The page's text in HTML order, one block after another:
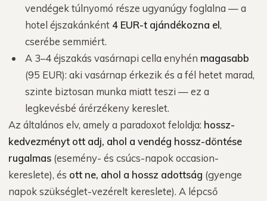
vendégek túlnyomó része ugyanúgy foglalna — a
hotel éjszakánként 4 EUR-t ajándékozna el,
cserébe semmiért.
A 3–4 éjszakás vasárnapi cella enyhén magasabb
(95 EUR): aki vasárnap érkezik és a fél hetet marad,
szinte biztosan munka miatt teszi — ez a
legkevésbé árérzékeny kereslet.
Az általános elv, amely a paradoxot feloldja: hossz-
kedvezményt ott adj, ahol a vendég hossz-döntése
rugalmas (esemény- és csúcs-napok occasion-
kereslete), és ott ne, ahol a hossz adottság (gyenge
napok szükséglet-vezérelt kereslete). A lépcső